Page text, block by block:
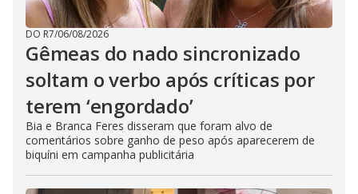
DO R7/06/08/2026
Gêmeas do nado sincronizado
soltam o verbo após críticas por
terem ‘engordado’
Bia e Branca Feres disseram que foram alvo de
comentários sobre ganho de peso após aparecerem de
biquíni em campanha publicitária